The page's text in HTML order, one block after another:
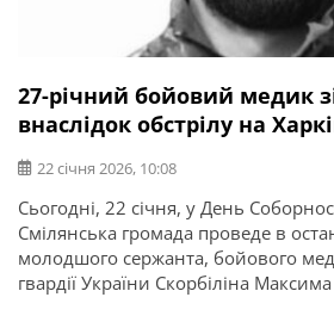
27-річний бойовий медик
внаслідок обстрілу на
22 січня 2026, 10:08
Сьогодні, 22 січня, у День
Смілянська громада проведе в
молодшого сержанта, бойового
гвардії України Скорбіліна